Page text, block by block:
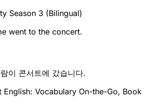
Season 3 (Bilingual)
went to the concert.
이 콘서트에 갔습니다.
English: Vocabulary On-the-Go, Book